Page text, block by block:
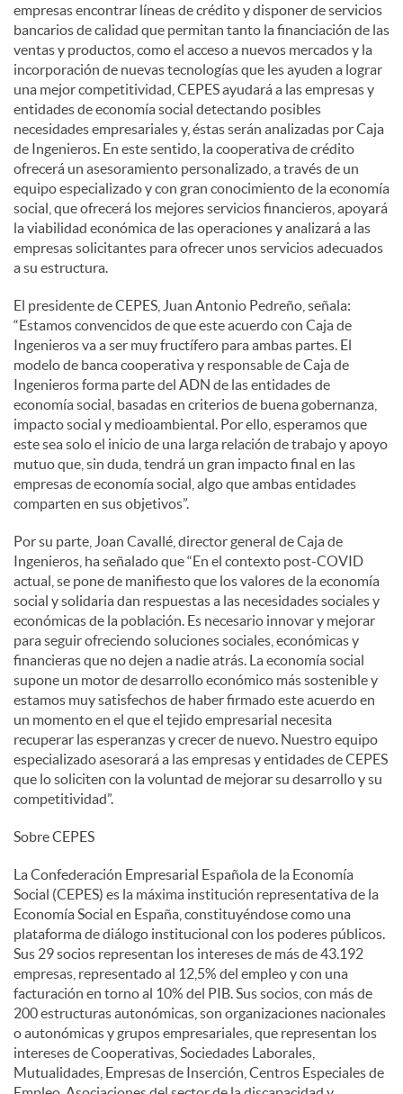
empresas encontrar líneas de crédito y disponer de servicios
bancarios de calidad que permitan tanto la financiación de las
ventas y productos, como el acceso a nuevos mercados y la
incorporación de nuevas tecnologías que les ayuden a lograr
una mejor competitividad, CEPES ayudará a las empresas y
entidades de economía social detectando posibles
necesidades empresariales y, éstas serán analizadas por Caja
de Ingenieros. En este sentido, la cooperativa de crédito
ofrecerá un asesoramiento personalizado, a través de un
equipo especializado y con gran conocimiento de la economía
social, que ofrecerá los mejores servicios financieros, apoyará
la viabilidad económica de las operaciones y analizará a las
empresas solicitantes para ofrecer unos servicios adecuados
a su estructura.
El presidente de CEPES, Juan Antonio Pedreño, señala:
“Estamos convencidos de que este acuerdo con Caja de
Ingenieros va a ser muy fructífero para ambas partes. El
modelo de banca cooperativa y responsable de Caja de
Ingenieros forma parte del ADN de las entidades de
economía social, basadas en criterios de buena gobernanza,
impacto social y medioambiental. Por ello, esperamos que
este sea solo el inicio de una larga relación de trabajo y apoyo
mutuo que, sin duda, tendrá un gran impacto final en las
empresas de economía social, algo que ambas entidades
comparten en sus objetivos”.
Por su parte, Joan Cavallé, director general de Caja de
Ingenieros, ha señalado que “En el contexto post-COVID
actual, se pone de manifiesto que los valores de la economía
social y solidaria dan respuestas a las necesidades sociales y
económicas de la población. Es necesario innovar y mejorar
para seguir ofreciendo soluciones sociales, económicas y
financieras que no dejen a nadie atrás. La economía social
supone un motor de desarrollo económico más sostenible y
estamos muy satisfechos de haber firmado este acuerdo en
un momento en el que el tejido empresarial necesita
recuperar las esperanzas y crecer de nuevo. Nuestro equipo
especializado asesorará a las empresas y entidades de CEPES
que lo soliciten con la voluntad de mejorar su desarrollo y su
competitividad”.
Sobre CEPES
La Confederación Empresarial Española de la Economía
Social (CEPES) es la máxima institución representativa de la
Economía Social en España, constituyéndose como una
plataforma de diálogo institucional con los poderes públicos.
Sus 29 socios representan los intereses de más de 43.192
empresas, representado al 12,5% del empleo y con una
facturación en torno al 10% del PIB. Sus socios, con más de
200 estructuras autonómicas, son organizaciones nacionales
o autonómicas y grupos empresariales, que representan los
intereses de Cooperativas, Sociedades Laborales,
Mutualidades, Empresas de Inserción, Centros Especiales de